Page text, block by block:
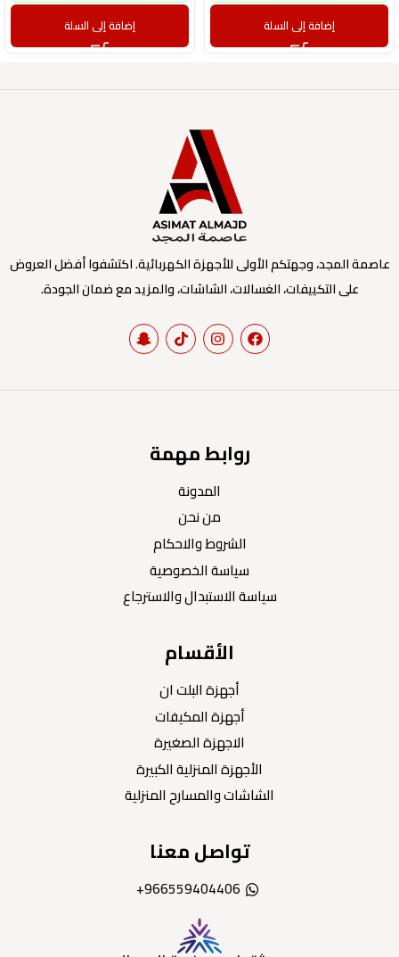
إضافة إلى السلة إضافة إلى السلة
عاصمة المجد، وجهتكم الأولى للأجهزة الكهربائية. اكتشفوا أفضل العروض
على التكييفات، الغسالات، الشاشات، والمزيد مع ضمان الجودة.
روابط مهمة
المدونة
من نحن
الشروط والاحكام
سياسة الخصوصية
سياسة الاستبدال والاسترجاع
الأقسام
أجهزة البلت ان
أجهزة المكيفات
الاجهزة الصغيرة
الأجهزة المنزلية الكبيرة
الشاشات والمسارح المنزلية
تواصل معنا
966559404406+